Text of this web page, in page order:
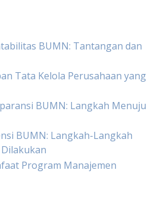
BUMN: Tantangan dan
Tata Kelola Perusahaan yang
BUMN: Langkah Menuju
BUMN: Langkah-Langkah
Program Manajemen